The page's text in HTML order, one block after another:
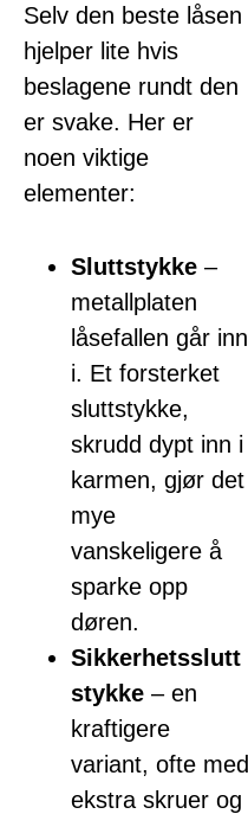
Selv den beste låsen
hjelper lite hvis
beslagene rundt den
er svake. Her er
noen viktige
elementer:
Sluttstykke –
metallplaten
låsefallen går inn
i. Et forsterket
sluttstykke,
skrudd dypt inn i
karmen, gjør det
mye
vanskeligere å
sparke opp
døren.
Sikkerhetsslutt
stykke – en
kraftigere
variant, ofte med
ekstra skruer og